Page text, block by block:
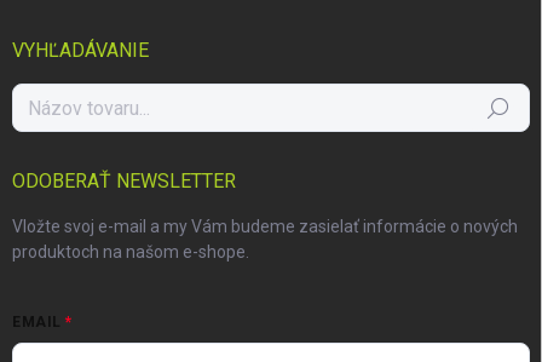
VYHĽADÁVANIE
Hľadať
ODOBERAŤ NEWSLETTER
Vložte svoj e-mail a my Vám budeme zasielať informácie o nových
produktoch na našom e-shope.
EMAIL